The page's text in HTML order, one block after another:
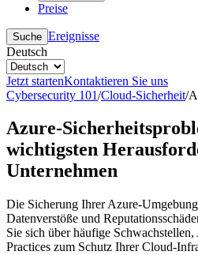
Preise
Suche Ereignisse
Deutsch
Jetzt startenKontaktieren Sie uns
Cybersecurity 101/Cloud-Sicherheit/
Azure-
wichtigsten
Unternehmen
Die Sicherung Ihrer Azure-
Datenverstöße und
Sie sich über häufige
Practices zum Schutz Ihrer Cloud-